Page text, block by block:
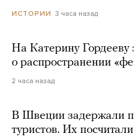
ИСТОРИИ 3 часа назад
На Катерину Гордееву
о распространении
2 часа назад
В Швеции задержали
туристов. Их